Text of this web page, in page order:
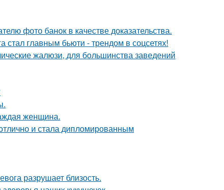
фото банок в качестве доказательства.
главным бьюти - трендом в соцсетях!
жалюзи, для большинства заведений
женщина.
и стала дипломированным
разрушает близость.